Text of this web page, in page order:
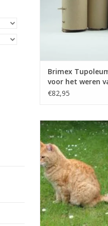
TOEVOEGEN AAN
Brimex
voor het weren
en konijnen
€82,95
Tupoleum geurpaal
van o.a. katten en
Geurpaal 3,5 x 22
lengte) 1
50 ml
Inclusief 1 x 50 ml
In bodem/grond
Inwendig
Navul interval 4